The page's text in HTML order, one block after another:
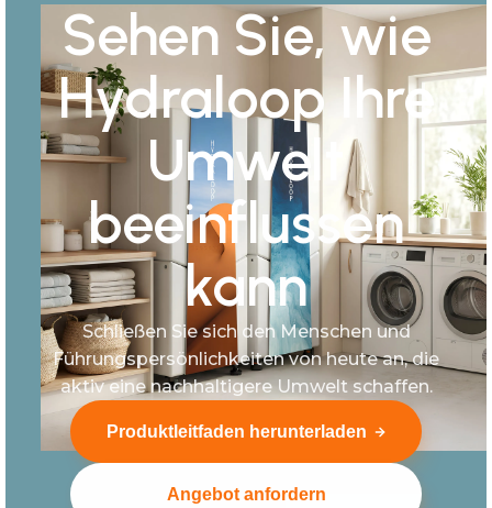
Sehen Sie, wie
Hydraloop Ihre
Umwelt
beeinflussen
kann
Schließen Sie sich den Menschen und
Führungspersönlichkeiten von heute an, die
aktiv eine nachhaltigere Umwelt schaffen.
Produktleitfaden herunterladen
Angebot anfordern